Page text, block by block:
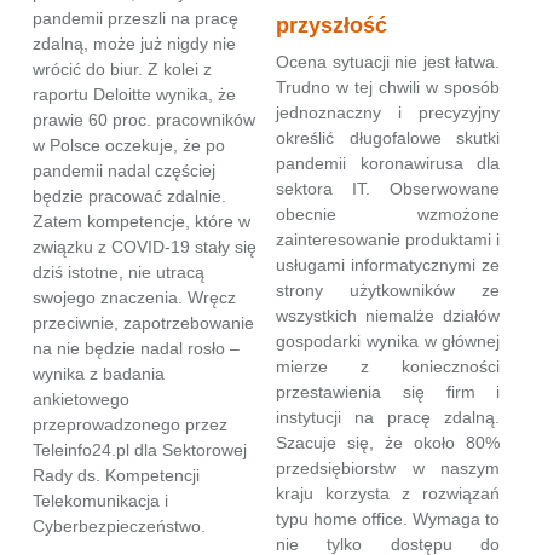
pandemii przeszli na pracę
zdalną, może już nigdy nie
wrócić do biur. Z kolei z
raportu Deloitte wynika, że
prawie 60 proc. pracowników
w Polsce oczekuje, że po
pandemii nadal częściej
będzie pracować zdalnie.
Zatem kompetencje, które w
związku z COVID-19 stały się
dziś istotne, nie utracą
swojego znaczenia. Wręcz
przeciwnie, zapotrzebowanie
na nie będzie nadal rosło –
wynika z badania
ankietowego
przeprowadzonego przez
Teleinfo24.pl dla Sektorowej
Rady ds. Kompetencji
Telekomunikacja i
Cyberbezpieczeństwo.
przyszłość
Ocena sytuacji nie jest łatwa.
Trudno w tej chwili w sposób
jednoznaczny i precyzyjny
określić długofalowe skutki
pandemii koronawirusa dla
sektora IT. Obserwowane
obecnie wzmożone
zainteresowanie produktami i
usługami informatycznymi ze
strony użytkowników ze
wszystkich niemalże działów
gospodarki wynika w głównej
mierze z konieczności
przestawienia się firm i
instytucji na pracę zdalną.
Szacuje się, że około 80%
przedsiębiorstw w naszym
kraju korzysta z rozwiązań
typu home office. Wymaga to
nie tylko dostępu do